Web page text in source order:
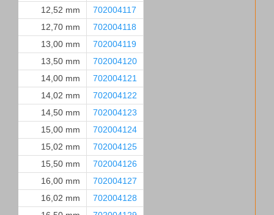
12,52 mm
702004117
12,70 mm
702004118
13,00 mm
702004119
13,50 mm
702004120
14,00 mm
702004121
14,02 mm
702004122
14,50 mm
702004123
15,00 mm
702004124
15,02 mm
702004125
15,50 mm
702004126
16,00 mm
702004127
16,02 mm
702004128